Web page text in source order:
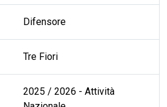
Difensore
Tre Fiori
2025 / 2026 - Attività